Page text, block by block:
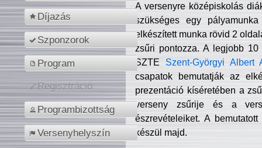
Díjazás
Szponzorok
Program
Regisztráció
Programbizottság
Versenyhelyszín
A versenyre középiskolás
szükséges egy
elkészített munka rövid 2
zsűri pontozza. A legjobb
SZTE Szent-Györgyi Albert
csapatok bemutatják az
prezentáció kíséretében a
verseny zsűrije és a
észrevételeiket. A
készül majd.